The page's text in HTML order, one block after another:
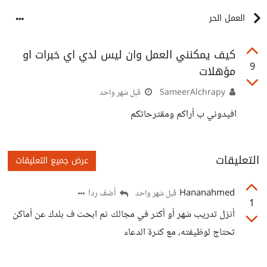
العمل الحر
9
كيف يمكنني العمل وان ليس لدي اي خبرات او
مؤهلات
قبل شهر واحد
افيدوني ب أراكم ومقترحاتكم
التعليقات عرض جميع التعليقات
1
Hananahmed قبل شهر واحد أضف ردا
أنزل تدريب شهر أو أكثر في مجالك ثم ابحث ف بلدك عن أماكن
تحتاج لوظيفته، مع كثرة الدعاء